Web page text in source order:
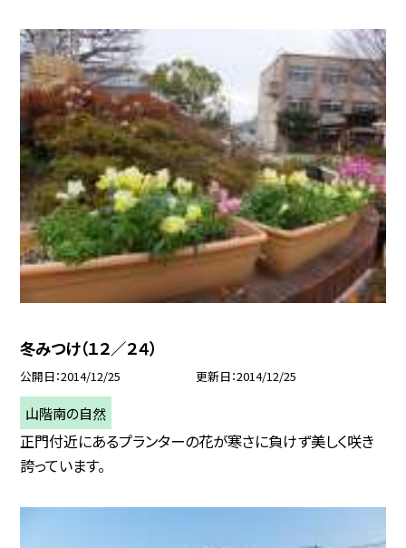
冬みつけ（１２／２４）
公開日 2014/12/25 更新日 2014/12/25
山階南の自然
正門付近にあるプランターの花が寒さに負けず美しく咲き
誇っています。